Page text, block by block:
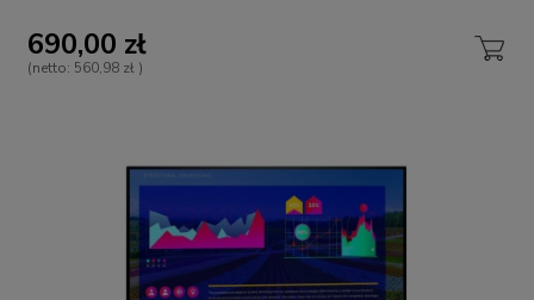
690,00 zł
(netto: 560,98 zł )